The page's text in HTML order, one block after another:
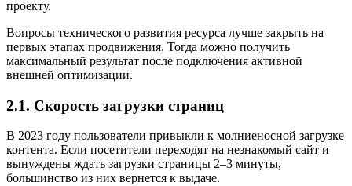
проекту.
Вопросы технического развития ресурса лучше закрыть на
первых этапах продвижения. Тогда можно получить
максимальный результат после подключения активной
внешней оптимизации.
2.1. Скорость загрузки страниц
В 2023 году пользователи привыкли к молниеносной загрузке
контента. Если посетители переходят на незнакомый сайт и
вынуждены ждать загрузки страницы 2–3 минуты,
большинство из них вернется к выдаче.